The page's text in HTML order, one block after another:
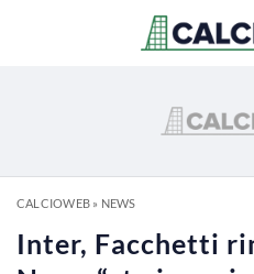
CALCIOWEB» NEWS
Inter, Facchetti